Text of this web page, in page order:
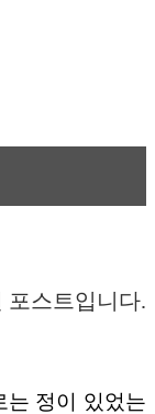
포스트입니다.
는 정이 있었는